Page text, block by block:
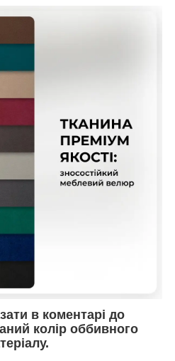
в коментарі до
колір оббивного